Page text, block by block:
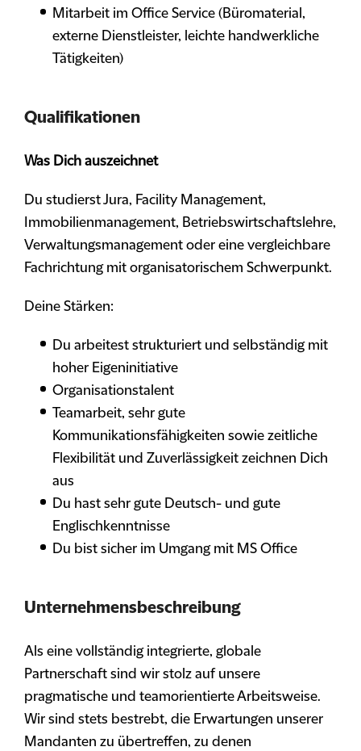
Mitarbeit im Office Service (Büromaterial,
externe Dienstleister, leichte handwerkliche
Tätigkeiten)
Qualifikationen
Was Dich auszeichnet
Du studierst Jura, Facility Management,
Immobilienmanagement, Betriebswirtschaftslehre,
Verwaltungsmanagement oder eine vergleichbare
Fachrichtung mit organisatorischem Schwerpunkt.
Deine Stärken:
Du arbeitest strukturiert und selbständig mit
hoher Eigeninitiative
Organisationstalent
Teamarbeit, sehr gute
Kommunikationsfähigkeiten sowie zeitliche
Flexibilität und Zuverlässigkeit zeichnen Dich
aus
Du hast sehr gute Deutsch- und gute
Englischkenntnisse
Du bist sicher im Umgang mit MS Office
Unternehmensbeschreibung
Als eine vollständig integrierte, globale
Partnerschaft sind wir stolz auf unsere
pragmatische und teamorientierte Arbeitsweise.
Wir sind stets bestrebt, die Erwartungen unserer
Mandanten zu übertreffen, zu denen